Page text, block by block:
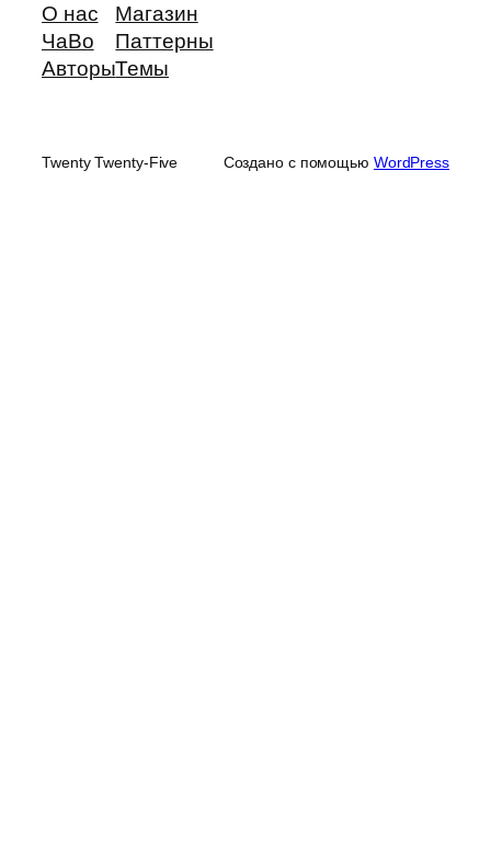
О нас
ЧаВо
Авторы
Магазин
Паттерны
Темы
Twenty Twenty-Five Создано с помощью WordPress